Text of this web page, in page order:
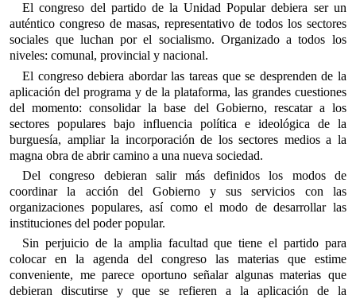
El congreso del partido de la Unidad Popular debiera ser un
auténtico congreso de masas, representativo de todos los sectores
sociales que luchan por el socialismo. Organizado a todos los
niveles: comunal, provincial y nacional.
El congreso debiera abordar las tareas que se desprenden de la
aplicación del programa y de la plataforma, las grandes cuestiones
del momento: consolidar la base del Gobierno, rescatar a los
sectores populares bajo influencia política e ideológica de la
burguesía, ampliar la incorporación de los sectores medios a la
magna obra de abrir camino a una nueva sociedad.
Del congreso debieran salir más definidos los modos de
coordinar la acción del Gobierno y sus servicios con las
organizaciones populares, así como el modo de desarrollar las
instituciones del poder popular.
Sin perjuicio de la amplia facultad que tiene el partido para
colocar en la agenda del congreso las materias que estime
conveniente, me parece oportuno señalar algunas materias que
debieran discutirse y que se refieren a la aplicación de la